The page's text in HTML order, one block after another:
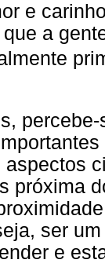
e
a
próxima
ser
e